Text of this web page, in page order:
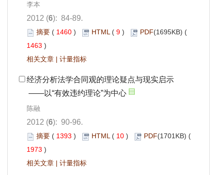
李本
2012 (6): 84-89.
摘要 ( 1460 ) HTML( 9 ) PDF(1695KB) (
1463 )
相关文章 | 计量指标
经济分析法学合同观的理论疑点与现实启示
——以“有效违约理论”为中心
陈融
2012 (6): 90-96.
摘要 ( 1393 ) HTML( 10 ) PDF(1701KB) (
1973 )
相关文章 | 计量指标